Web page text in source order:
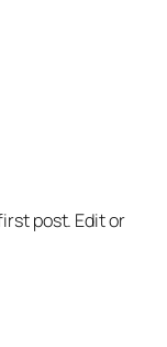
post. Edit or